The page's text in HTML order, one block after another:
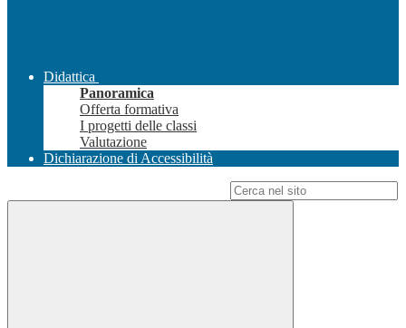
Didattica
Panoramica
Offerta formativa
I progetti delle classi
Valutazione
Dichiarazione di Accessibilità